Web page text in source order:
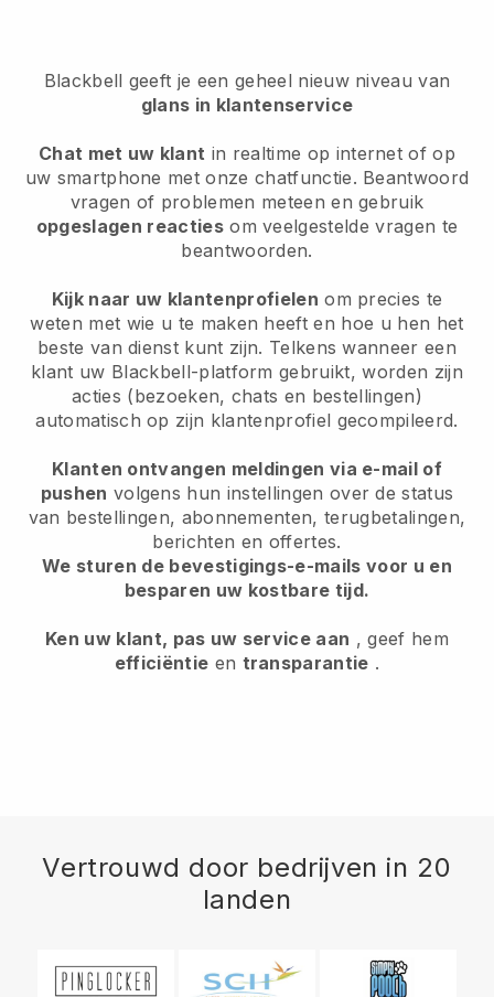
Blackbell geeft je een geheel nieuw niveau van
glans in klantenservice
Chat met uw klant in realtime op internet of op
uw smartphone met onze chatfunctie. Beantwoord
vragen of problemen meteen en gebruik
opgeslagen reactiesom veelgestelde vragen te
beantwoorden.
Kijk naar uw klantenprofielen om precies te
weten met wie u te maken heeft en hoe u hen het
beste van dienst kunt zijn. Telkens wanneer een
klant uw Blackbell-platform gebruikt, worden zijn
acties (bezoeken, chats en bestellingen)
automatisch op zijn klantenprofiel gecompileerd.
Klanten ontvangen meldingen via e-mail of
pushen volgens hun instellingen over de status
van bestellingen, abonnementen, terugbetalingen,
berichten en offertes.
We sturen de bevestigings-e-mails voor u en
besparen uw kostbare tijd.
Ken uw klant, pas uw service aan , geef hem
efficiëntie en transparantie .
Vertrouwd door bedrijven in 20
landen